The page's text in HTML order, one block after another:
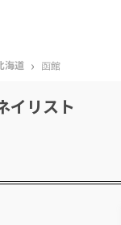
海道 › 函館
イリスト